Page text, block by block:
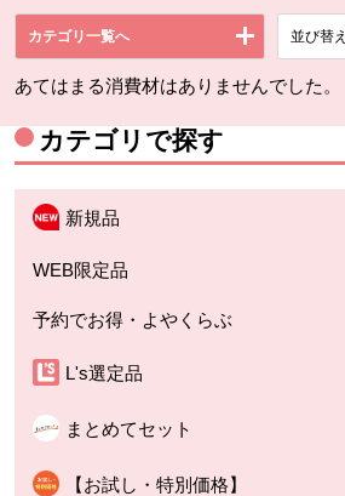
カテゴリ一覧へ 並び替え
あてはまる消費材はありませんでした。
カテゴリで探す
新規品
WEB限定品
予約でお得・よやくらぶ
L's選定品
まとめてセット
【お試し・特別価格】